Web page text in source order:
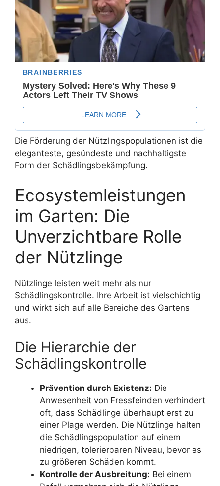
Die Förderung der Nützlingspopulationen ist die
eleganteste, gesündeste und nachhaltigste
Form der Schädlingsbekämpfung.
Ecosystemleistungen
im Garten: Die
Unverzichtbare Rolle
der Nützlinge
Nützlinge leisten weit mehr als nur
Schädlingskontrolle. Ihre Arbeit ist vielschichtig
und wirkt sich auf alle Bereiche des Gartens
aus.
Die Hierarchie der
Schädlingskontrolle
Prävention durch Existenz: Die
Anwesenheit von Fressfeinden verhindert
oft, dass Schädlinge überhaupt erst zu
einer Plage werden. Die Nützlinge halten
die Schädlingspopulation auf einem
niedrigen, tolerierbaren Niveau, bevor es
zu größeren Schäden kommt.
Kontrolle der Ausbreitung: Bei einem